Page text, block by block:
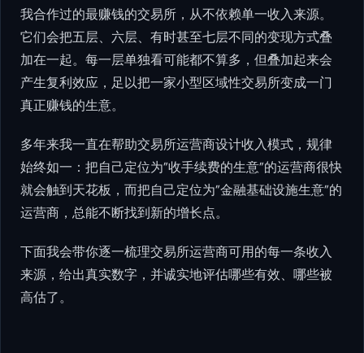
我合作过的最赚钱的交易所，从不依赖单一收入来源。
它们会把五层、六层、有时甚至七层不同的变现方式叠
加在一起。每一层单独看可能都不算多，但叠加起来会
产生复利效应，足以把一家小型区域性交易所变成一门
真正赚钱的生意。
多年来我一直在帮助交易所运营商设计收入模式，规律
始终如一：把自己定位为”收手续费的生意”的运营商很快
就会触到天花板，而把自己定位为”金融基础设施生意”的
运营商，总能不断找到新的增长点。
下面我会带你逐一梳理交易所运营商可用的每一条收入
来源，给出真实数字，并诚实地评估哪些有效、哪些被
高估了。